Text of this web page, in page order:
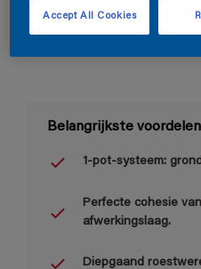
Belangrijkste voordelen
1-pot-systeem:
Perfecte cohesie
afwerkingslaag.
Diepgaand
Accept All Cookies